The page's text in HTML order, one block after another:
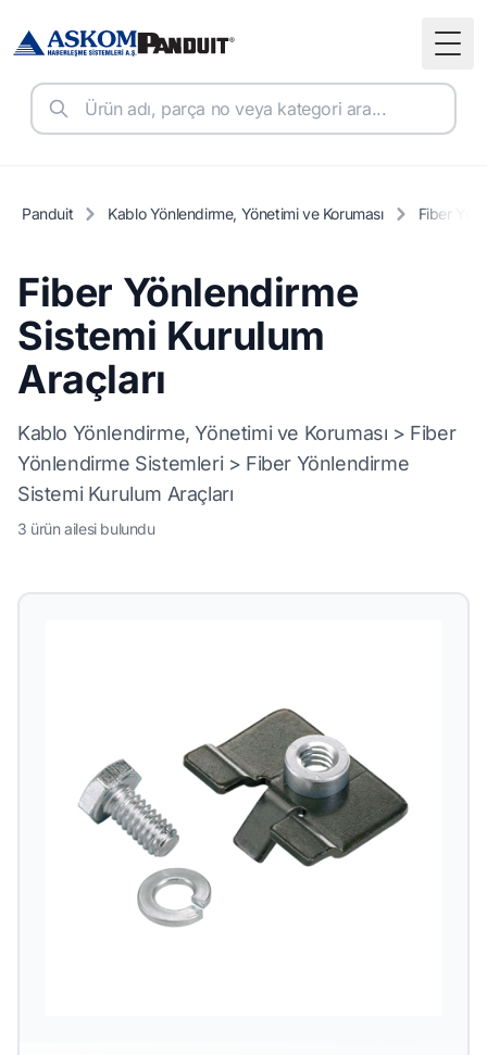
Panduit Kablo Yönlendirme, Yönetimi ve Koruması Fiber
Fiber Yönlendirme
Sistemi Kurulum
Araçları
Kablo Yönlendirme, Yönetimi ve Koruması > Fiber
Yönlendirme Sistemleri > Fiber Yönlendirme
Sistemi Kurulum Araçları
3 ürün ailesi bulundu